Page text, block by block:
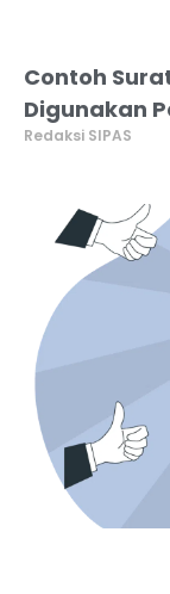
Contoh
Digunakan
Redaksi SIPAS